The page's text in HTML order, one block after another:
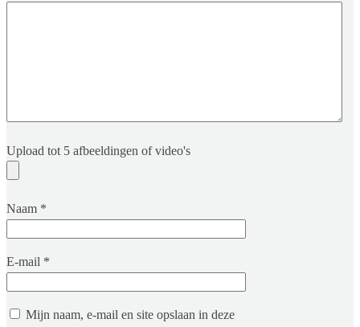
Upload tot 5 afbeeldingen of video's
Naam *
E-mail *
Mijn naam, e-mail en site opslaan in deze